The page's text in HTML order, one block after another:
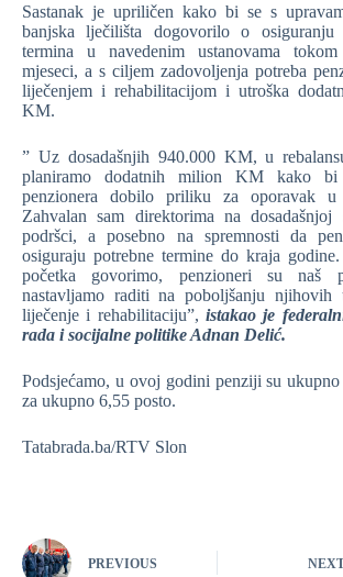
Sastanak je upriličen kako bi se s
banjska lječilišta dogovorilo o osiguranju
termina u navedenim ustanovama tokom
mjeseci, a s ciljem zadovoljenja potreba
liječenjem i rehabilitacijom i utroška
KM.
” Uz dosadašnjih 940.000 KM, u
planiramo dodatnih milion KM kako
penzionera dobilo priliku za oporavak u
Zahvalan sam direktorima na dosadašnjoj
podršci, a posebno na spremnosti da
osiguraju potrebne termine do kraja
početka govorimo, penzioneri su naš
nastavljamo raditi na poboljšanju njihovih
liječenje i rehabilitaciju”,istakao je
rada i socijalne politike Adnan Delić.
Podsjećamo, u ovoj godini penziji su ukupno
za ukupno 6,55 posto.
Tatabrada.ba/RTV Slon
PREVIOUS